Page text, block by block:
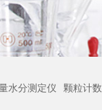
水分测定仪 颗粒计